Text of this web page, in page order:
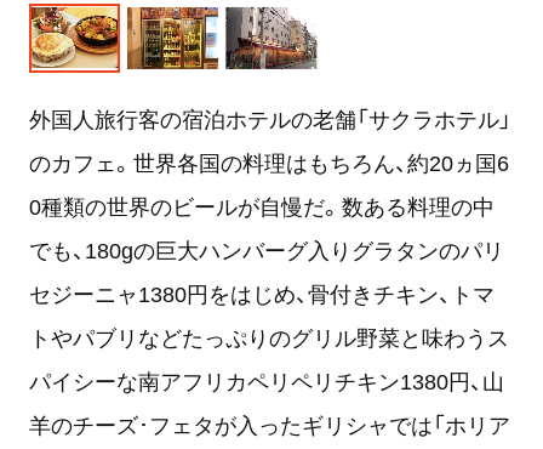
外国人旅行客の宿泊ホテルの老舗「サクラホテル」
のカフェ。世界各国の料理はもちろん、約20ヵ国6
0種類の世界のビールが自慢だ。数ある料理の中
でも、180gの巨大ハンバーグ入りグラタンのパリ
セジーニャ1380円をはじめ、骨付きチキン、トマ
トやパブリなどたっぷりのグリル野菜と味わうス
パイシーな南アフリカペリペリチキン1380円、山
羊のチーズ･フェタが入ったギリシャでは「ホリア